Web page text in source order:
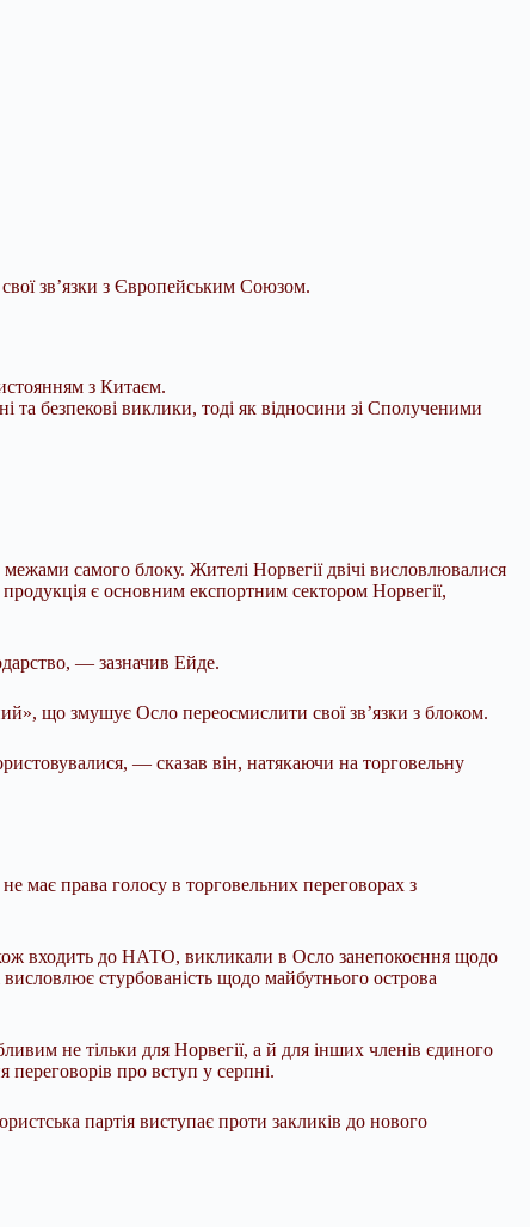
зв’язки з Європейським Союзом.
з Китаєм.
та безпекові виклики, тоді як відносини зі Сполученими
самого блоку. Жителі Норвегії двічі висловлювалися
є основним експортним сектором Норвегії,
— зазначив Ейде.
що змушує Осло переосмислити свої зв’язки з блоком.
— сказав він, натякаючи на торговельну
має права голосу в торговельних переговорах з
входить до НАТО, викликали в Осло занепокоєння щодо
стурбованість щодо майбутнього острова
не тільки для Норвегії, а й для інших членів єдиного
про вступ у серпні.
партія виступає проти закликів до нового